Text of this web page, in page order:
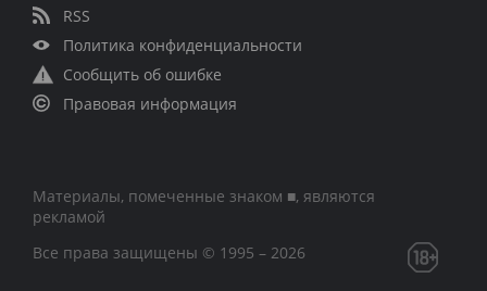
RSS
Политика конфиденциальности
Сообщить об ошибке
Правовая информация
Материалы, помеченные знаком ■, являются
рекламой
Все права защищены © 1995 – 2026